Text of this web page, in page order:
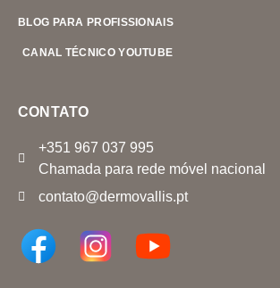
BLOG PARA PROFISSIONAIS
CANAL TÉCNICO YOUTUBE
CONTATO
+351 967 037 995
Chamada para rede móvel nacional
contato@dermovallis.pt